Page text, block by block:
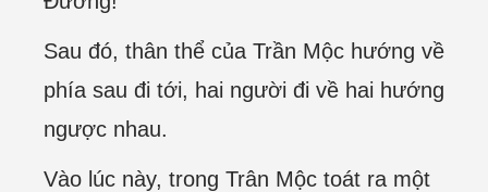
Sau đó, thân thể của Trần Mộc hướng về
phía sau đi tới, hai người đi về hai hướng
ngược nhau.
Vào lúc này, trong Trân Mộc toát ra một